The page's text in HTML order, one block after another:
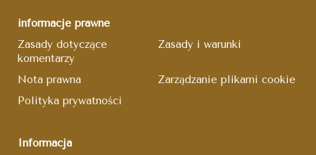
informacje prawne
Zasady dotyczące
komentarzy
Zasady i warunki
Nota prawna
Zarządzanie plikami cookie
Polityka prywatności
Informacja